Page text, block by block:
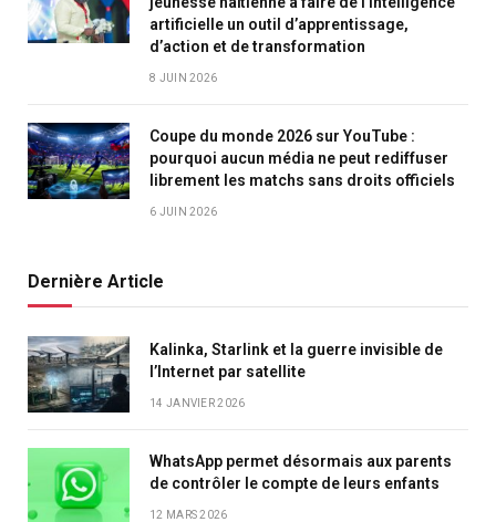
artificielle un outil d’apprentissage,
d’action et de transformation
8 JUIN 2026
Coupe du monde 2026 sur YouTube :
pourquoi aucun média ne peut rediffuser
librement les matchs sans droits officiels
6 JUIN 2026
Dernière Article
Kalinka, Starlink et la guerre invisible de
l’Internet par satellite
14 JANVIER 2026
WhatsApp permet désormais aux parents
de contrôler le compte de leurs enfants
12 MARS 2026